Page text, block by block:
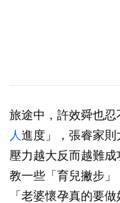
旅途中，許效舜也忍
人進度」，張睿家
壓力越大反而越難
教一些「育兒撇步」
「老婆懷孕真的要